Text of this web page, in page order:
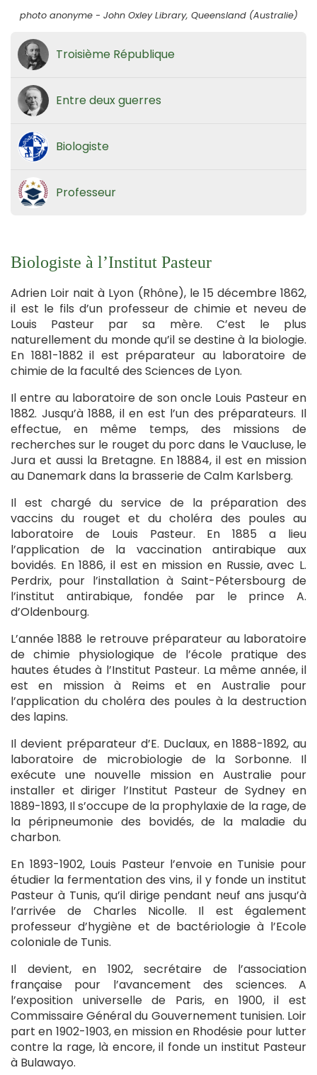
photo anonyme - John Oxley Library, Queensland (Australie)
Troisième République
Entre deux guerres
Biologiste
Professeur
Biologiste à l’Institut Pasteur
Adrien Loir nait à Lyon (Rhône), le 15 décembre 1862,
il est le fils d’un professeur de chimie et neveu de
Louis Pasteur par sa mère. C’est le plus
naturellement du monde qu’il se destine à la biologie.
En 1881-1882 il est préparateur au laboratoire de
chimie de la faculté des Sciences de Lyon.
Il entre au laboratoire de son oncle Louis Pasteur en
1882. Jusqu’à 1888, il en est l’un des préparateurs. Il
effectue, en même temps, des missions de
recherches sur le rouget du porc dans le Vaucluse, le
Jura et aussi la Bretagne. En 18884, il est en mission
au Danemark dans la brasserie de Calm Karlsberg.
Il est chargé du service de la préparation des
vaccins du rouget et du choléra des poules au
laboratoire de Louis Pasteur. En 1885 a lieu
l’application de la vaccination antirabique aux
bovidés. En 1886, il est en mission en Russie, avec L.
Perdrix, pour l’installation à Saint-Pétersbourg de
l’institut antirabique, fondée par le prince A.
d’Oldenbourg.
L’année 1888 le retrouve préparateur au laboratoire
de chimie physiologique de l’école pratique des
hautes études à l’Institut Pasteur. La même année, il
est en mission à Reims et en Australie pour
l’application du choléra des poules à la destruction
des lapins.
Il devient préparateur d’E. Duclaux, en 1888-1892, au
laboratoire de microbiologie de la Sorbonne. Il
exécute une nouvelle mission en Australie pour
installer et diriger l’Institut Pasteur de Sydney en
1889-1893, Il s’occupe de la prophylaxie de la rage, de
la péripneumonie des bovidés, de la maladie du
charbon.
En 1893-1902, Louis Pasteur l’envoie en Tunisie pour
étudier la fermentation des vins, il y fonde un institut
Pasteur à Tunis, qu’il dirige pendant neuf ans jusqu’à
l’arrivée de Charles Nicolle. Il est également
professeur d’hygiène et de bactériologie à l’Ecole
coloniale de Tunis.
Il devient, en 1902, secrétaire de l’association
française pour l’avancement des sciences. A
l’exposition universelle de Paris, en 1900, il est
Commissaire Général du Gouvernement tunisien. Loir
part en 1902-1903, en mission en Rhodésie pour lutter
contre la rage, là encore, il fonde un institut Pasteur
à Bulawayo.